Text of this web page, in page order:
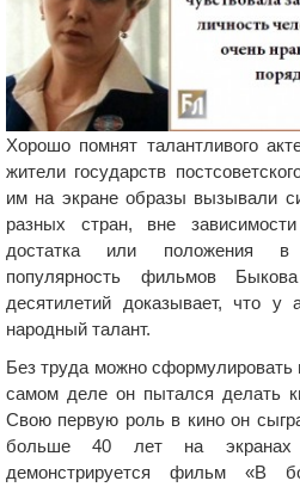
Хорошо помнят талантливого
жители государств
им на экране образы вызывали
разных стран, вне
достатка или положения в
популярность фильмов
десятилетий доказывает, что у
народный талант.
Без труда можно сформулировать
самом деле он пытался делать
Свою первую роль в кино он
больше 40 лет на экранах
демонстрируется фильм «В